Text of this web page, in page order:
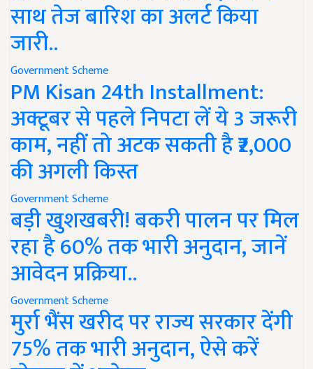
साथ तेज बारिश का अलर्ट किया
जारी..
Government Scheme
PM Kisan 24th Installment:
अक्टूबर से पहले निपटा लें ये 3 जरूरी
काम, नहीं तो अटक सकती है ₹2,000
की अगली किस्त
Government Scheme
बड़ी खुशखबरी! बकरी पालन पर मिल
रहा है 60% तक भारी अनुदान, जानें
आवेदन प्रक्रिया..
Government Scheme
मुर्रा भैंस खरीद पर राज्य सरकार देंगी
75% तक भारी अनुदान, ऐसे करें